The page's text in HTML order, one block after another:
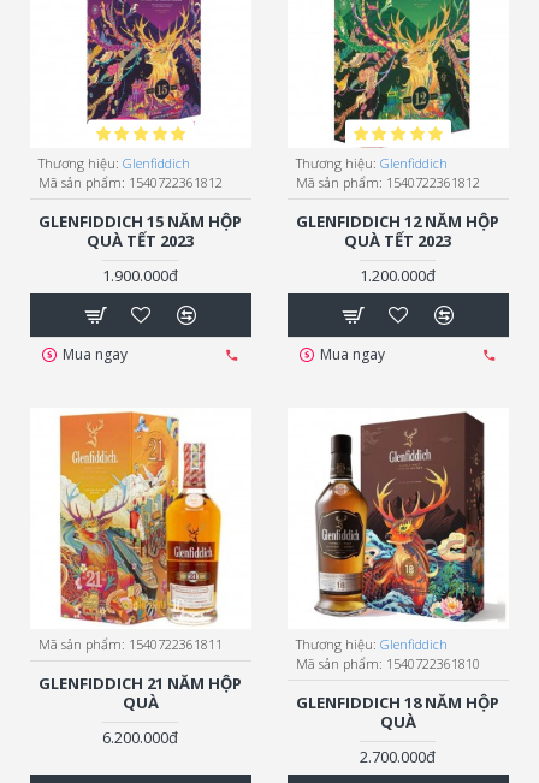
Thương hiệu: Glenfiddich
Mã sản phẩm: 1540722361812
GLENFIDDICH 15 NĂM HỘP
QUÀ TẾT 2023
1.900.000đ
Mua ngay
Thương hiệu: Glenfiddich
Mã sản phẩm: 1540722361812
GLENFIDDICH 12 NĂM HỘP
QUÀ TẾT 2023
1.200.000đ
Mua ngay
Mã sản phẩm: 1540722361811
GLENFIDDICH 21 NĂM HỘP
QUÀ
6.200.000đ
Thương hiệu: Glenfiddich
Mã sản phẩm: 1540722361810
GLENFIDDICH 18 NĂM HỘP
QUÀ
2.700.000đ